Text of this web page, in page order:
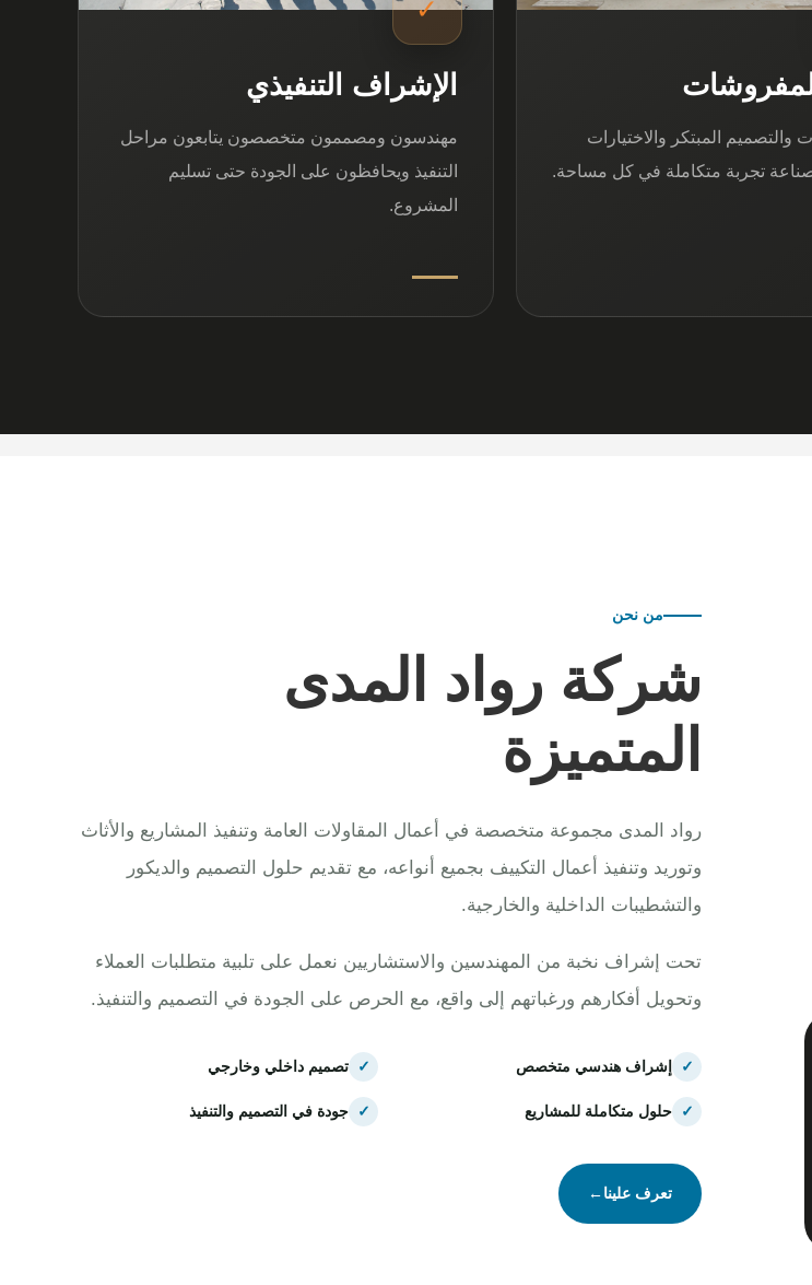
والتصميم المبتكر والاختيارات
تجربة متكاملة في كل مساحة.
✓
الإشراف التنفيذي
مهندسون ومصممون متخصصون يتابعون مراحل
التنفيذ ويحافظون على الجودة حتى تسليم
المشروع.
من نحن
شركة رواد المدى
المتميزة
رواد المدى مجموعة متخصصة في أعمال المقاولات العامة وتنفيذ المشاريع والأثاث
وتوريد وتنفيذ أعمال التكييف بجميع أنواعه، مع تقديم حلول التصميم والديكور
والتشطيبات الداخلية والخارجية.
تحت إشراف نخبة من المهندسين والاستشاريين نعمل على تلبية متطلبات العملاء
وتحويل أفكارهم ورغباتهم إلى واقع، مع الحرص على الجودة في التصميم والتنفيذ.
✓ إشراف هندسي متخصص ✓ تصميم داخلي وخارجي
✓ حلول متكاملة للمشاريع ✓ جودة في التصميم والتنفيذ
تعرف علينا←